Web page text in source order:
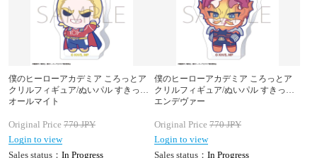
僕のヒーローアカデミア ころっとア
クリルフィギュア/ぬいパル すきっぷ
オールマイト
Original Price 770JPY
Login to view
Sales status： In Progress
僕のヒーローアカデミア ころっとア
クリルフィギュア/ぬいパル すきっぷ
エンデヴァー
Original Price 770JPY
Login to view
Sales status： In Progress